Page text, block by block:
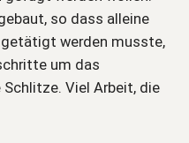
so dass alleine
werden musste,
um das
Viel Arbeit, die